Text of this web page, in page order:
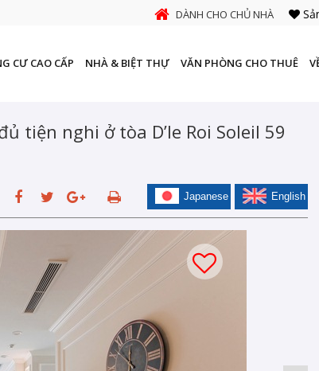
DÀNH CHO CHỦ NHÀ
CƯ CAO CẤP NHÀ & BIỆT THỰ VĂN PHÒNG CHO THUÊ
tiện nghi ở tòa D’le Roi Soleil 59
English
Japanese